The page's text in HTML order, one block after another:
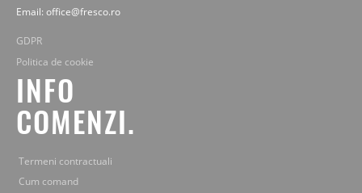
Email: office@fresco.ro
GDPR
Politica de cookie
INFO
COMENZI.
Termeni contractuali
Cum comand